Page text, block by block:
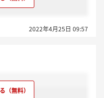
2022年4月25日 09:57